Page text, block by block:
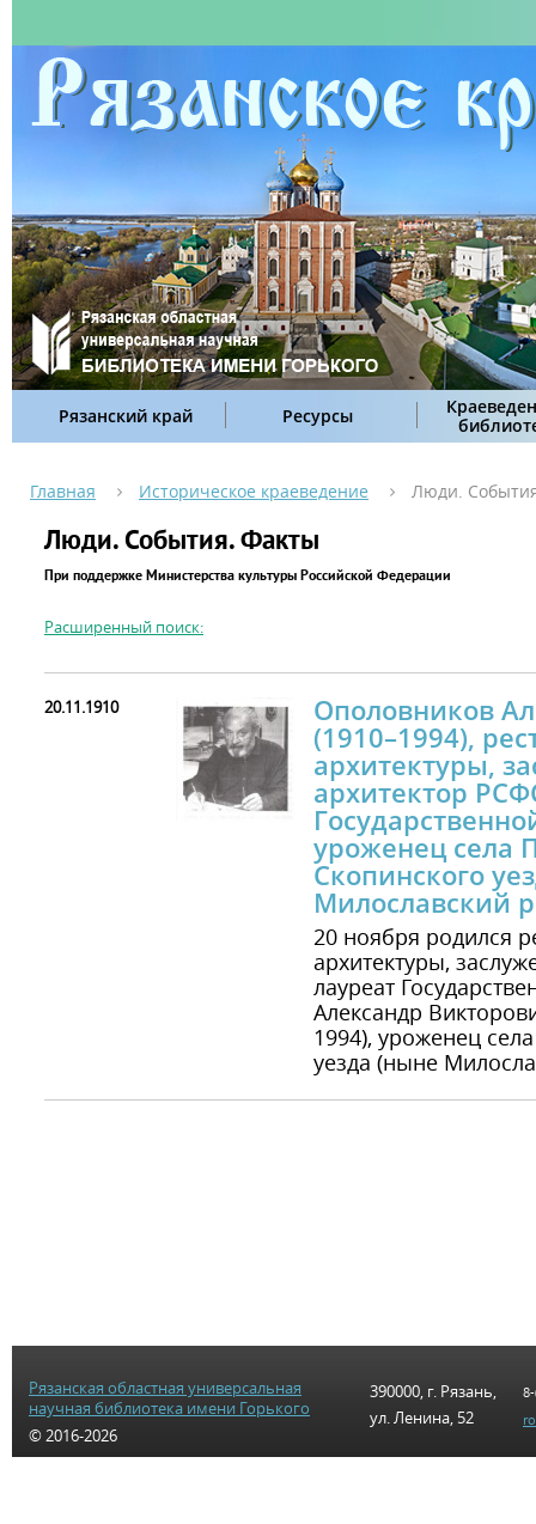
Рязанский край Ресурсы
Главная Историческое краеведение Люди.
Люди. События. Факты
При поддержке Министерства культуры Российской Федерации
Расширенный поиск:
20.11.1910 Ополовников
(1910–1994),
архитектуры,
архитектор
уроженец села
Скопинского
Милославский
20 ноября родился
архитектуры,
лауреат
Александр
1994), уроженец
уезда (ныне
Рязанская областная универсальная
научная библиотека имени Горького
© 2016-2026
390000, г. Рязань,
ул. Ленина, 52